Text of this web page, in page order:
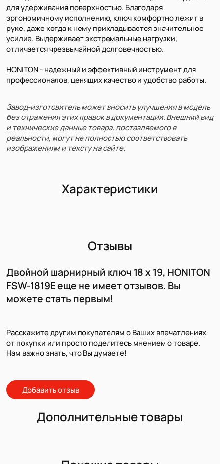
для удерживания поверхностью. Благодаря
эргономичному исполнению, ключ комфортно лежит в
руке, даже когда к нему прикладывается значительное
усилие. Выдерживает экстремальные нагрузки,
отличается чрезвычайной долговечностью.
HONITON - надежный и эффективный инструмент для
профессионалов, ценящих качество и удобство работы.
Завод-изготовитель может вносить улучшения в модель
без отражения этих правок в документации. Внешний вид
и технические данные товара, поставляемого в
реальности, могут не полностью соответствовать
изображениям и тексту на сайте.
Характеристики
Отзывы
Двойной шарнирный ключ 18 x 19, HONITON
FSW-1819E еще не имеет отзывов. Вы
можете стать первым!
Расскажите другим покупателям о Ваших впечатлениях
от покупки или просто поделитесь мнением о товаре.
Нам важно знать, что Вы думаете!
Добавить отзыв
Дополнительные товары